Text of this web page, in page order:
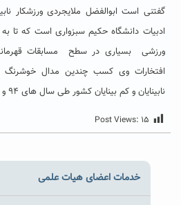
گفتنی است ابوالفضل ملایجردی ورزشکار
ادبیات دانشگاه حکیم سبزواری است که تا
ورزشی بسیاری در سطح مسابقات
افتخارات وی کسب چندین مدال خوشرنگ
نابینایان و کم بینایان کشور طی سال های ۹۴ و ۹۳ می باشد.
Post Views: ۱۵
خدمات اعضای هیات علمی